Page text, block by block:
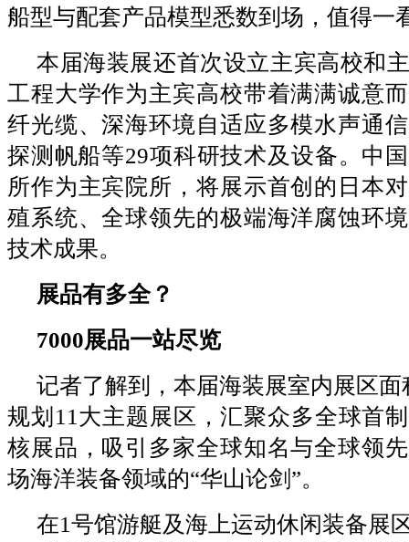
船型与配套产品模型悉数到场，值得一
本届海装展还首次设立主宾高校和
工程大学作为主宾高校带着满满诚意
纤光缆、深海环境自适应多模水声通
探测帆船等29项科研技术及设备。中
所作为主宾院所，将展示首创的日本
殖系统、全球领先的极端海洋腐蚀环
技术成果。
展品有多全？
7000展品一站尽览
记者了解到，本届海装展室内展区
规划11大主题展区，汇聚众多全球首
核展品，吸引多家全球知名与全球领
场海洋装备领域的“华山论剑”。
在1号馆游艇及海上运动休闲装备展